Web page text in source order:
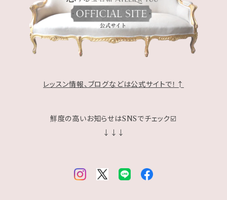
レッスン情報、ブログなどは公式サイトで！↑
鮮度の高いお知らせはSNSでチェック☑️
↓↓↓